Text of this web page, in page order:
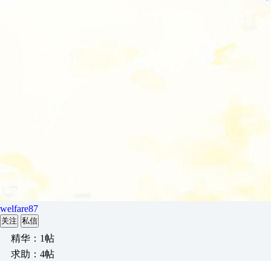
welfare87
关注 私信
精华：1帖
求助：4帖